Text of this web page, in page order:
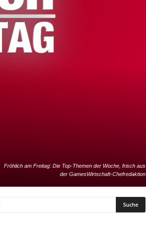
Fröhlich am Freitag: Die Top-Themen der Woche, frisch aus
der GamesWirtschaft-Chefredaktion